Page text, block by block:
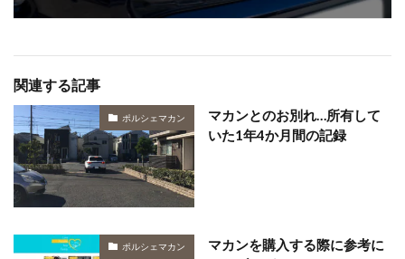
関連する記事
ポルシェマカン
マカンとのお別れ…所有して
いた1年4か月間の記録
ポルシェマカン
マカンを購入する際に参考に